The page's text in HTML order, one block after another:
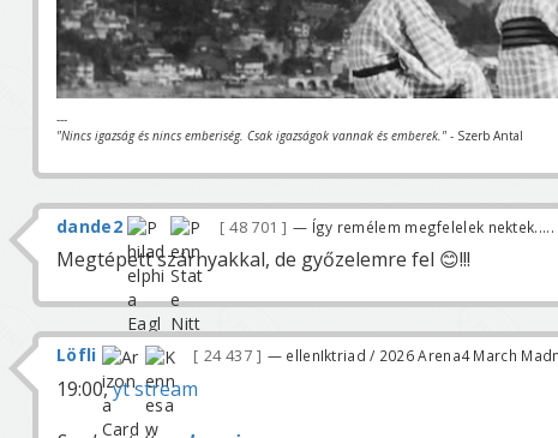
---
"Nincs igazság és nincs emberiség. Csak igazságok vannak és emberek." - Szerb Antal
dande2 48 701 — Így remélem megfelelek nektek.....
Megtépett szárnyakkal, de győzelemre fel 😊!!!
Löfli 24 437 — ellenIktriad / 2026 Arena4 March
19:00,yt stream